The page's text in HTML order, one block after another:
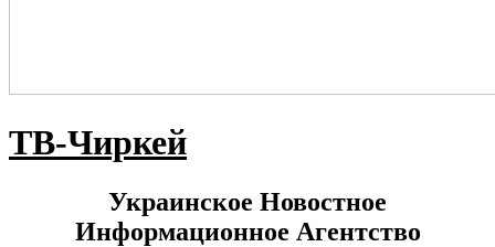
ТВ-Чиркей
Украинское Новостное
Информационное Агентство